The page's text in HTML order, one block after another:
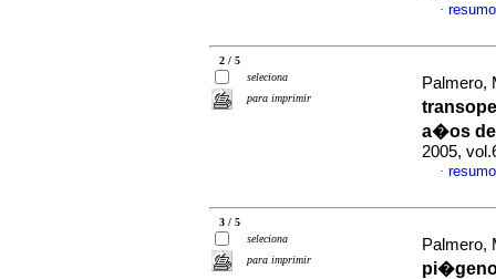
·
2 / 5
seleciona
para imprimir
a�os
2005,
·
3 / 5
seleciona
para imprimir